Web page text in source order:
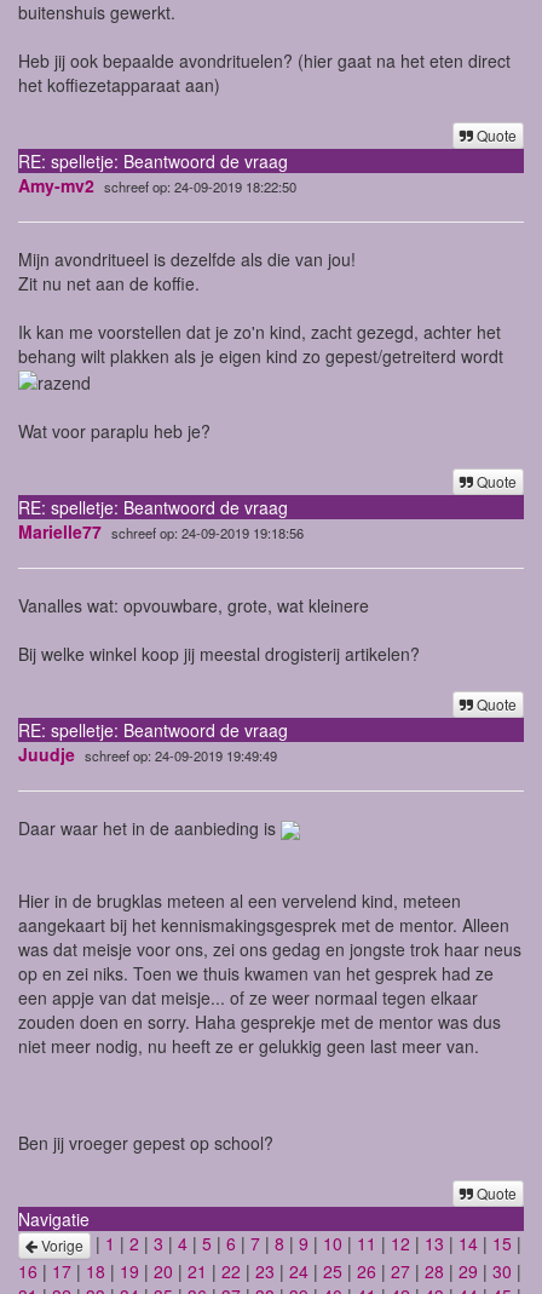
buitenshuis gewerkt.
Heb jij ook bepaalde avondrituelen? (hier gaat na het eten direct
het koffiezetapparaat aan)
Quote
RE: spelletje: Beantwoord de vraag
Amy-mv2 schreef op: 24-09-2019 18:22:50
Mijn avondritueel is dezelfde als die van jou!
Zit nu net aan de koffie.
Ik kan me voorstellen dat je zo'n kind, zacht gezegd, achter het
behang wilt plakken als je eigen kind zo gepest/getreiterd wordt
Wat voor paraplu heb je?
Quote
RE: spelletje: Beantwoord de vraag
Marielle77 schreef op: 24-09-2019 19:18:56
Vanalles wat: opvouwbare, grote, wat kleinere
Bij welke winkel koop jij meestal drogisterij artikelen?
Quote
RE: spelletje: Beantwoord de vraag
Juudje schreef op: 24-09-2019 19:49:49
Daar waar het in de aanbieding is
Hier in de brugklas meteen al een vervelend kind, meteen
aangekaart bij het kennismakingsgesprek met de mentor. Alleen
was dat meisje voor ons, zei ons gedag en jongste trok haar neus
op en zei niks. Toen we thuis kwamen van het gesprek had ze
een appje van dat meisje... of ze weer normaal tegen elkaar
zouden doen en sorry. Haha gesprekje met de mentor was dus
niet meer nodig, nu heeft ze er gelukkig geen last meer van.
Ben jij vroeger gepest op school?
Quote
Navigatie
Vorige | 1 | 2 | 3 | 4 | 5 | 6 | 7 | 8 | 9 | 10 | 11 | 12 | 13 | 14 | 15 |
16 | 17 | 18 | 19 | 20 | 21 | 22 | 23 | 24 | 25 | 26 | 27 | 28 | 29 | 30 |